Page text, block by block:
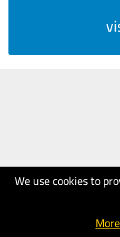
We use cookies to